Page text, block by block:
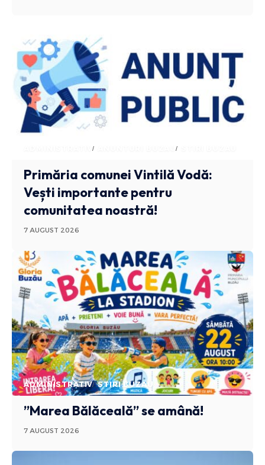
ADMINISTRATIV ANUNTURI BUZAU
Primăria comunei Vintilă Vodă:
Vești importante pentru
comunitatea noastră!
7 AUGUST 2026
ADMINISTRATIV STIRI BUZAU
”Marea Bălăceală” se amână!
7 AUGUST 2026